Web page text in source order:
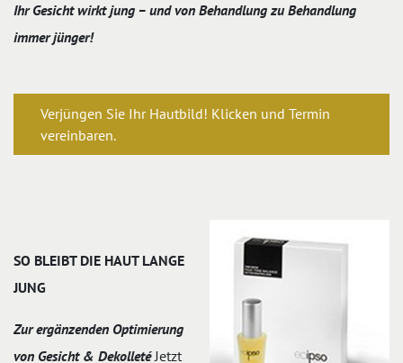
Ihr Gesicht wirkt jung – und von Behandlung zu Behandlung
immer jünger!
Verjüngen Sie Ihr Hautbild! Klicken und Termin
vereinbaren.
SO BLEIBT DIE HAUT LANGE
JUNG
Zur ergänzenden Optimierung
von Gesicht & DekolletéJetzt